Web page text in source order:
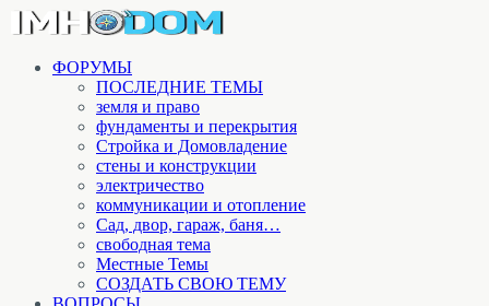
ФОРУМЫ
ПОСЛЕДНИЕ ТЕМЫ
земля и право
фундаменты и перекрытия
Стройка и Домовладение
стены и конструкции
электричество
коммуникации и отопление
Cад, двор, гараж, баня…
свободная тема
Местные Темы
СОЗДАТЬ СВОЮ ТЕМУ